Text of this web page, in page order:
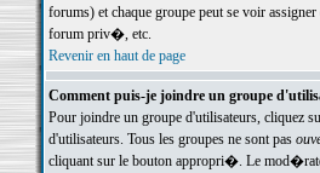
forums) et chaque groupe peut se voir
forum priv�, etc.
Revenir en haut de page
Comment puis-je joindre un groupe
Pour joindre un groupe d'utilisateurs, cliquez
d'utilisateurs. Tous les groupes ne sont pas
cliquant sur le bouton appropri�. Le